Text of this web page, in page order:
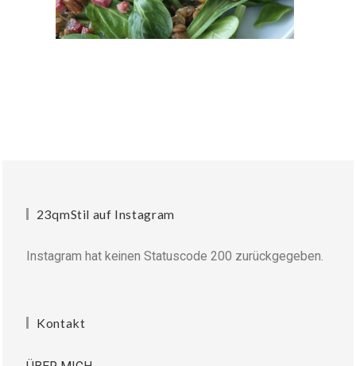
23qmStil auf Instagram
Instagram hat keinen Statuscode 200 zurückgegeben.
Kontakt